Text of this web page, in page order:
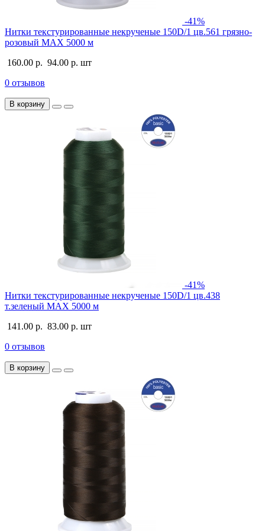
-41%
Нитки текстурированные некрученые 150D/1 цв.561 грязно-
розовый MAX 5000 м
160.00 р. 94.00 р. шт
0 отзывов
В корзину
-41%
Нитки текстурированные некрученые 150D/1 цв.438
т.зеленый MAX 5000 м
141.00 р. 83.00 р. шт
0 отзывов
В корзину